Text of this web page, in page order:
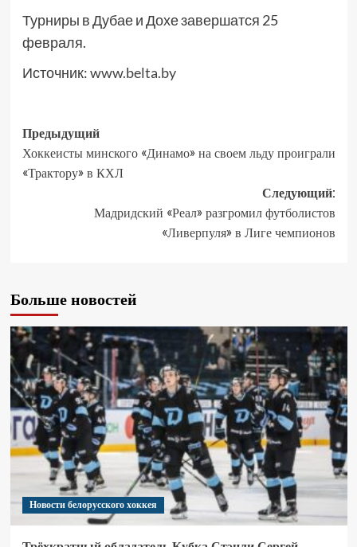
Турниры в Дубае и Дохе завершатся 25
февраля.
Источник:www.belta.by
Предыдущий
Хоккеисты минского «Динамо» на своем льду проиграли
«Трактору» в КХЛ
Следующий:
Мадридский «Реал» разгромил футболистов
«Ливерпуля» в Лиге чемпионов
Больше новостей
Новости белорусского хоккея